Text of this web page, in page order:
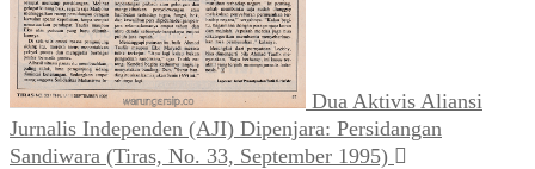
Dua Aktivis Aliansi
Jurnalis Independen (AJI) Dipenjara: Persidangan
Sandiwara (Tiras, No. 33, September 1995)